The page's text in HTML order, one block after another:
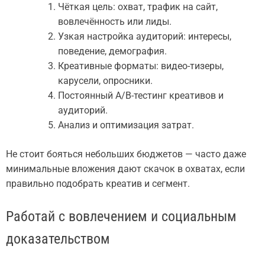
Чёткая цель: охват, трафик на сайт,
вовлечённость или лиды.
Узкая настройка аудиторий: интересы,
поведение, демография.
Креативные форматы: видео-тизеры,
карусели, опросники.
Постоянный A/B-тестинг креативов и
аудиторий.
Анализ и оптимизация затрат.
Не стоит бояться небольших бюджетов — часто даже
минимальные вложения дают скачок в охватах, если
правильно подобрать креатив и сегмент.
Работай с вовлечением и социальным
доказательством